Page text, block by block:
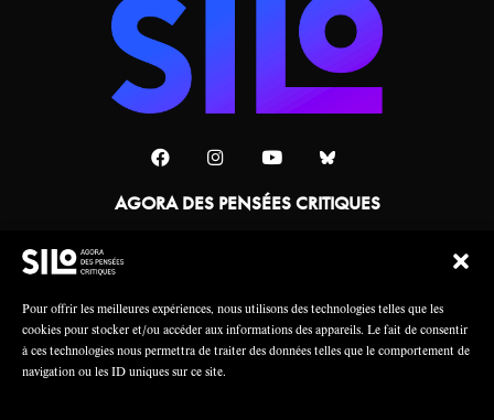
Pour offrir les meilleures expériences, nous utilisons des technologies telles que les
cookies pour stocker et/ou accéder aux informations des appareils. Le fait de consentir
à ces technologies nous permettra de traiter des données telles que le comportement de
navigation ou les ID uniques sur ce site.
AGORA DES PENSÉES CRITIQUES